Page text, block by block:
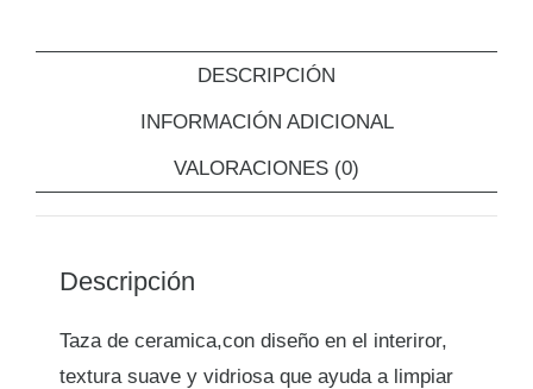
DESCRIPCIÓN
INFORMACIÓN ADICIONAL
VALORACIONES (0)
Descripción
Taza de ceramica,con diseño en el interiror,
textura suave y vidriosa que ayuda a limpiar